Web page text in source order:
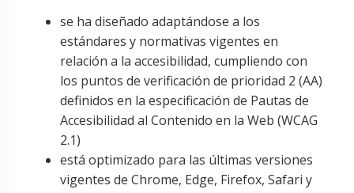
se ha diseñado adaptándose a los
estándares y normativas vigentes en
relación a la accesibilidad, cumpliendo con
los puntos de verificación de prioridad 2 (AA)
definidos en la especificación de Pautas de
Accesibilidad al Contenido en la Web (WCAG
2.1)
está optimizado para las últimas versiones
vigentes de Chrome, Edge, Firefox, Safari y